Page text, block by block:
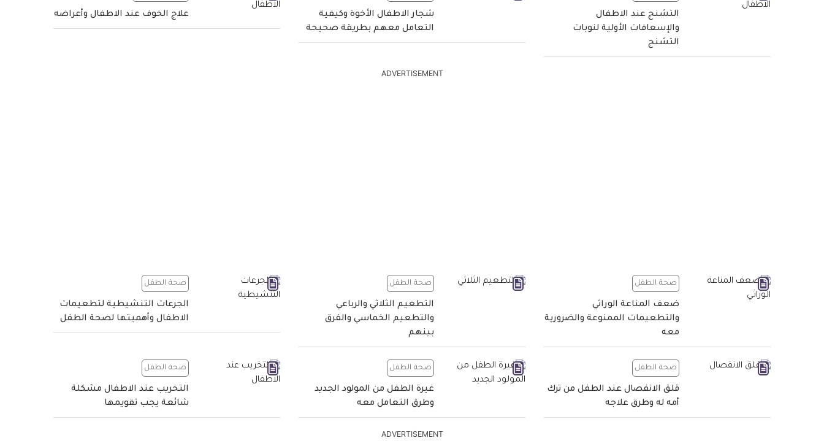
التشنج عند الاطفال
والإسعافات الأولية لنوبات
التشنج
شجار الاطفال الأخوة وكيفية
التعامل معهم بطريقة صحيحة
علاج الخوف عند الاطفال وأعراضه
ADVERTISEMENT
صحة الطفل
ضعف المناعة الوراثي
والتطعيمات الممنوعة والضرورية
معه
صحة الطفل
التطعيم الثلاثي والرباعي
والتطعيم الخماسي والفرق
بينهم
صحة الطفل
الجرعات التنشيطية لتطعيمات
الاطفال وأهميتها لصحة الطفل
صحة الطفل
قلق الانفصال عند الطفل من ترك
أمه له وطرق علاجه
صحة الطفل
غيرة الطفل من المولود الجديد
وطرق التعامل معه
صحة الطفل
التخريب عند الاطفال مشكلة
شائعة يجب تقويمها
ADVERTISEMENT